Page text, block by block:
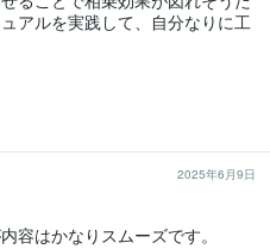
アルを実践して、自分なりに工
2025年6月9日
容はかなりスムーズです。